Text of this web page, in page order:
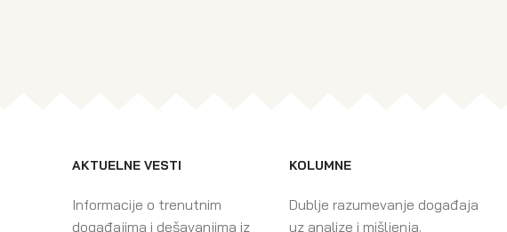
AKTUELNE VESTI
Informacije o trenutnim
događajima i dešavanjima iz
KOLUMNE
Dublje razumevanje događaja
uz analize i mišljenja.